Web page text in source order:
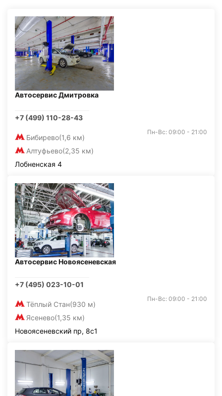
Автосервис Дмитровка
+7 (499) 110-28-43
Бибирево(1,6 км)
Алтуфьево(2,35 км)
Пн-Вс: 09:00 - 21:00
Лобненская 4
Автосервис Новоясеневская
+7 (495) 023-10-01
Тёплый Стан(930 м)
Ясенево(1,35 км)
Пн-Вс: 09:00 - 21:00
Новоясеневский пр, 8с1